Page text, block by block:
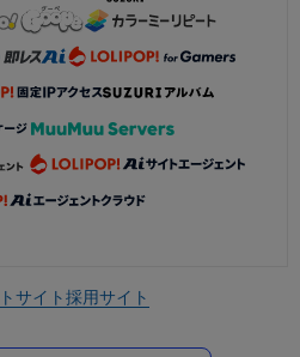
サイト採用サイト